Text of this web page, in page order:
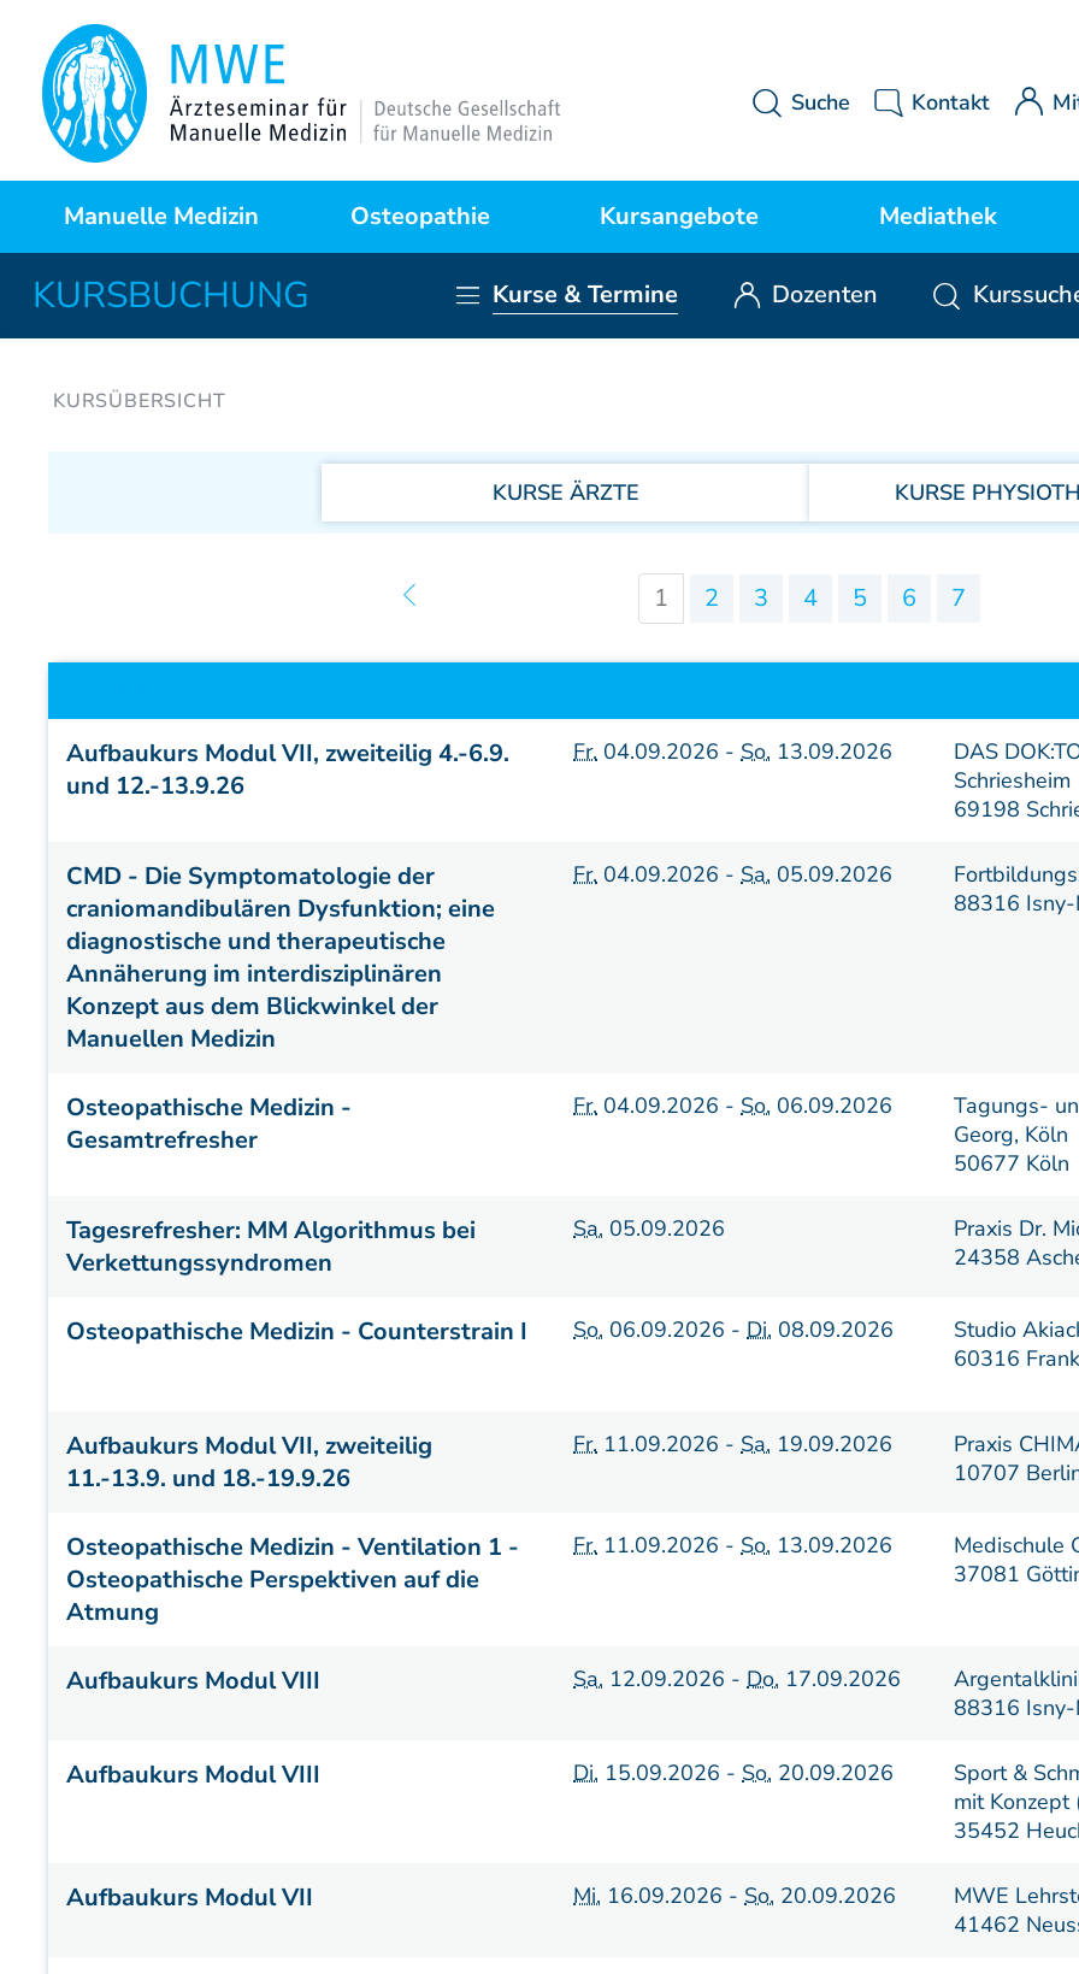
Suche Kontakt
Manuelle Medizin
Was ist das?
Anwendungsgebiete
Osteopathie
Warum Osteopathie?
Partner der DAAO
Kursangebote
Kurse Manuelle Medizin
Kurse Manuelle Therapie
Sonderkurse
Mediathek
MWE Aktuell
Videos
Literatur
Kurse & Termine Dozenten
KURSE ÄRZTE KURSE
1 2 3 4 5 6 7
Aufbaukurs Modul VII, zweiteilig 4.-6.9.
und 12.-13.9.26
Fr. 04.09.2026 -So. 13.09.2026
DAS
Schriesheim
69198
CMD - Die Symptomatologie der
craniomandibulären Dysfunktion; eine
diagnostische und therapeutische
Annäherung im interdisziplinären
Konzept aus dem Blickwinkel der
Manuellen Medizin
Fr. 04.09.2026 -Sa. 05.09.2026
88316 Isny-
Osteopathische Medizin -
Gesamtrefresher
Fr. 04.09.2026 -So. 06.09.2026
Tagungs-
Georg, Köln
50677 Köln
Tagesrefresher: MM Algorithmus bei
Verkettungssyndromen
Sa. 05.09.2026
Praxis Dr.
24358
Osteopathische Medizin - Counterstrain I So. 06.09.2026 -Di. 08.09.2026
Studio
60316
Aufbaukurs Modul VII, zweiteilig
11.-13.9. und 18.-19.9.26
Fr. 11.09.2026 -Sa. 19.09.2026
Praxis
10707
Osteopathische Medizin - Ventilation 1 -
Osteopathische Perspektiven auf die
Atmung
Fr. 11.09.2026 -So. 13.09.2026
Medischule
37081
Aufbaukurs Modul VIII Sa. 12.09.2026 -Do. 17.09.2026
88316 Isny-
Aufbaukurs Modul VIII Di. 15.09.2026 -So. 20.09.2026
Sport &
mit Konzept
35452
Aufbaukurs Modul VII Mi. 16.09.2026 -So. 20.09.2026
MWE
41462